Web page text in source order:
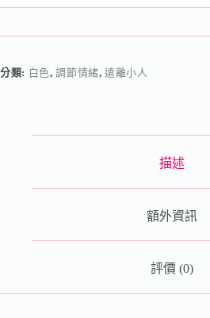
分類: 白色,調節情緒,遠離小人
描述
額外資訊
評價 (0)